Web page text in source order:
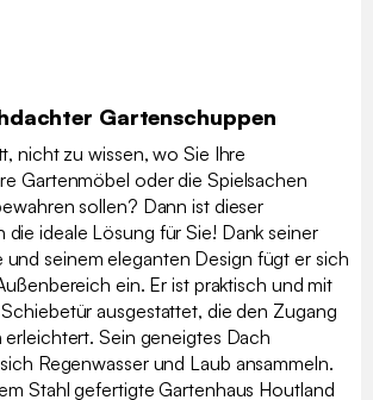
Gartenschuppen
nicht zu wissen, wo Sie Ihre
Gartenmöbel oder die Spielsachen
sollen? Dann ist dieser
die ideale Lösung für Sie! Dank seiner
und seinem eleganten Design fügt er sich
ein. Er ist praktisch und mit
ausgestattet, die den Zugang
erleichtert. Sein geneigtes Dach
Regenwasser und Laub ansammeln.
Stahl gefertigte Gartenhaus Houtland